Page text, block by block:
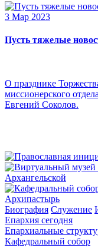
3 Мар 2023
Пусть тяжелые
О празднике
миссионерского
Евгений Соколов.
Архипастырь
Биография Служение
Епархия сегодня
Епархиальные
Кафедральный собор